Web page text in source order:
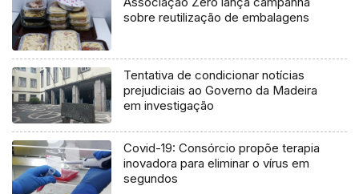
sobre reutilização de embalagens
Tentativa de condicionar notícias
prejudiciais ao Governo da Madeira
em investigação
Covid-19: Consórcio propõe terapia
inovadora para eliminar o vírus em
segundos